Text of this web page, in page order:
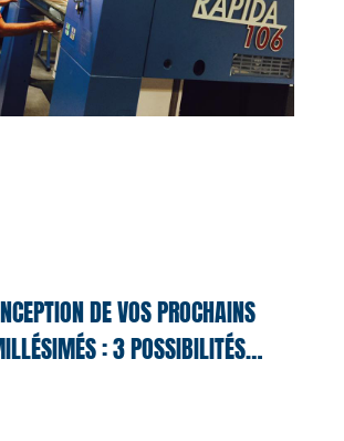
DE VOS PROCHAINS
: 3 POSSIBILITÉS…